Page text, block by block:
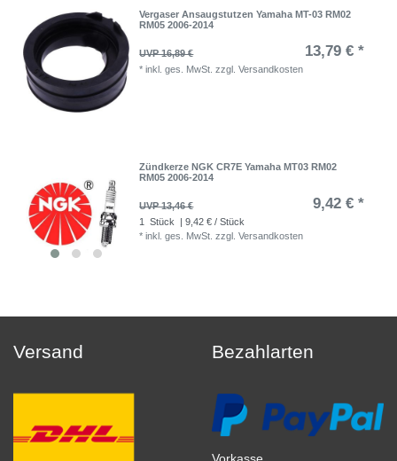
Vergaser Ansaugstutzen Yamaha MT-03 RM02
RM05 2006-2014
UVP 16,89 € 13,79 € *
*inkl. ges. MwSt. zzgl.Versandkosten
Zündkerze NGK CR7E Yamaha MT03 RM02
RM05 2006-2014
UVP 13,46 € 9,42 € *
1 Stück
| 9,42 € / Stück
*inkl. ges. MwSt. zzgl.Versandkosten
Versand Bezahlarten
Vorkasse